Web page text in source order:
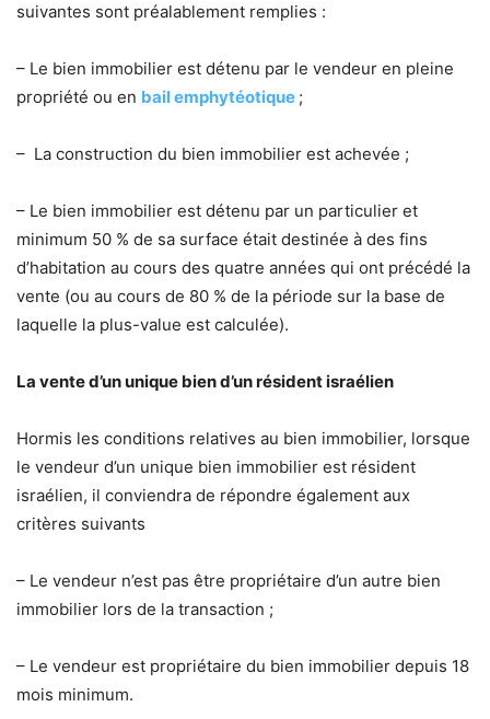
suivantes sont préalablement remplies :
– Le bien immobilier est détenu par le vendeur en pleine
propriété ou en bail emphytéotique ;
– La construction du bien immobilier est achevée ;
– Le bien immobilier est détenu par un particulier et
minimum 50 % de sa surface était destinée à des fins
d’habitation au cours des quatre années qui ont précédé la
vente (ou au cours de 80 % de la période sur la base de
laquelle la plus-value est calculée).
La vente d’un unique bien d’un résident israélien
Hormis les conditions relatives au bien immobilier, lorsque
le vendeur d’un unique bien immobilier est résident
israélien, il conviendra de répondre également aux
critères suivants
– Le vendeur n’est pas être propriétaire d’un autre bien
immobilier lors de la transaction ;
– Le vendeur est propriétaire du bien immobilier depuis 18
mois minimum.